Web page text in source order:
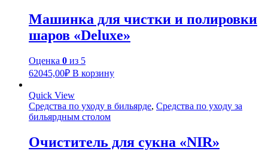
Машинка для чистки и полировки
шаров «Deluxe»
Оценка 0 из 5
62045,00₽ В корзину
Quick View
Средства по уходу в бильярде, Средства по уходу за
бильярдным столом
Очиститель для сукна «NIR»